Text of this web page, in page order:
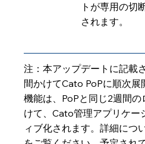
トが専用の切
されます。
注：本アップデートに記載
間かけてCato PoPに順次
機能は、PoPと同じ2週間
けて、Cato管理アプリケー
ィブ化されます。詳細につ